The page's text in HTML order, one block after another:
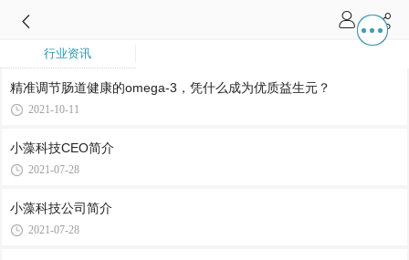
行业资讯
精准调节肠道健康的omega-3，凭什么成为优质益生元？
2021-10-11
小藻科技CEO简介
2021-07-28
小藻科技公司简介
2021-07-28